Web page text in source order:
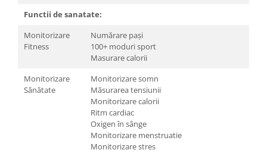
Functii de sanatate:
Monitorizare
Fitness
Numărare pași
100+ moduri sport
Masurare calorii
Monitorizare
Sănătate
Monitorizare somn
Măsurarea tensiunii
Monitorizare calorii
Ritm cardiac
Oxigen în sânge
Monitorizare menstruatie
Monitorizare stres